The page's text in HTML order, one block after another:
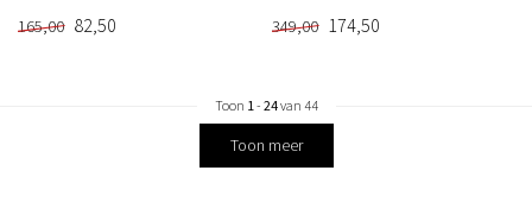
165,00 82,50 349,00 174,50
Toon 1 - 24van 44
Toon meer